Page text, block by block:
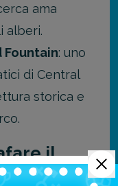
ama
alberi.
Fountain: uno
di Central
storica e
il